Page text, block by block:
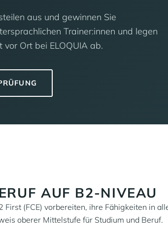
aus und gewinnen Sie
Trainer:innen und legen
Ort bei ELOQUIA ab.
AUF B2-NIVEAU
First (FCE) vorbereiten, ihre Fähigkeiten in
oberer Mittelstufe für Studium und Beruf.